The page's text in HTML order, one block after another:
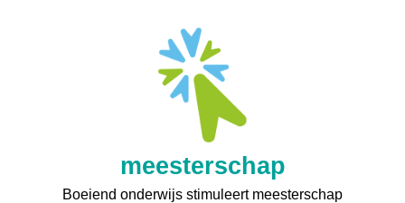
meesterschap
Boeiend onderwijs stimuleert meesterschap